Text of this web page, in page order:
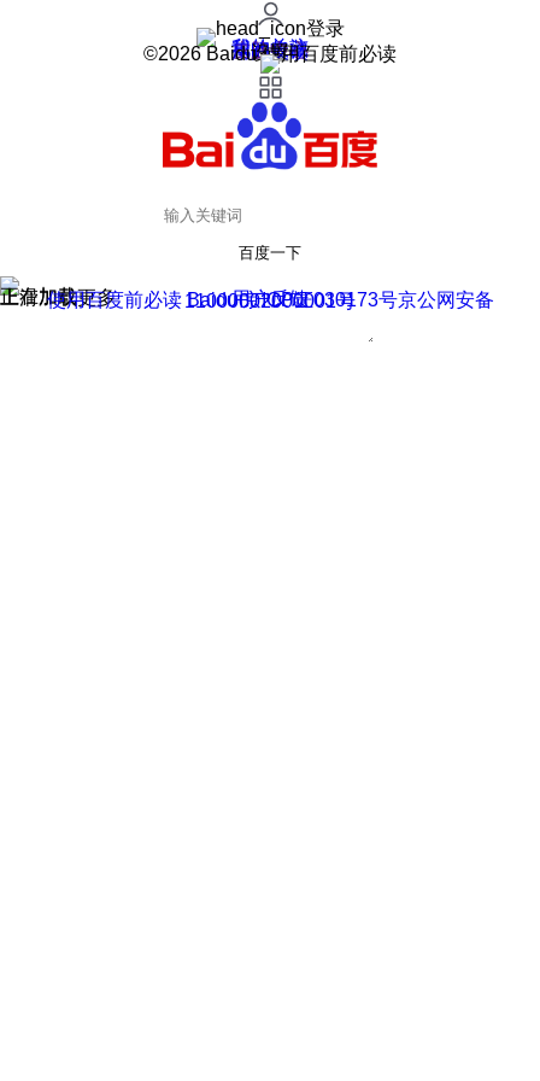
登录
我的关注
我的收藏
皮肤中心
用户反馈
设置
©2026 Baidu 使用百度前必读
百度一下
正在加载
上滑加载更多 用户反馈
使用百度前必读 Baidu 京ICP证030173号
京公网安备11000002000001号